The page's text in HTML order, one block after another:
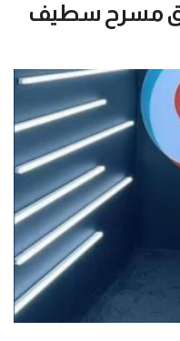
مسرح سطيف